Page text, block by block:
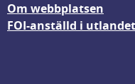
Om webbplatsen
FOI-anställd i utlandet